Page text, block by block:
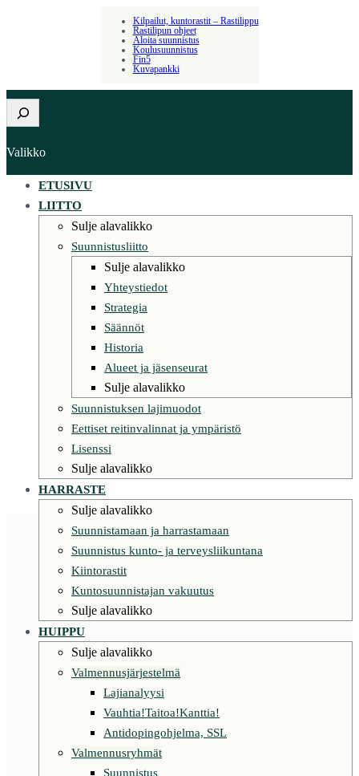
Kilpailut, kuntorastit – Rastilippu
Rastilipun ohjeet
Aloita suunnistus
Koulusuunnistus
Fin5
Kuvapankki
Etsi
Valikko
ETUSIVU
LIITTO
Sulje alavalikko
Suunnistusliitto
Sulje alavalikko
Yhteystiedot
Strategia
Säännöt
Historia
Alueet ja jäsenseurat
Sulje alavalikko
Suunnistuksen lajimuodot
Eettiset reitinvalinnat ja ympäristö
Lisenssi
Sulje alavalikko
HARRASTE
Sulje alavalikko
Suunnistamaan ja harrastamaan
Suunnistus kunto- ja terveysliikuntana
Kiintorastit
Kuntosuunnistajan vakuutus
Sulje alavalikko
HUIPPU
Sulje alavalikko
Valmennusjärjestelmä
Lajianalyysi
Vauhtia!Taitoa!Kanttia!
Antidopingohjelma, SSL
Valmennusryhmät
Suunnistus